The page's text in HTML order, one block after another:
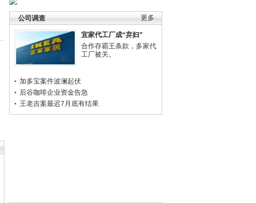
更多
公司调查
宜家代工厂成“弃妇”
合作存霸王条款，多家代
工厂被关。
加多宝案件波澜起伏
后谷咖啡企业资金告急
王老吉案最迟7月底有结果